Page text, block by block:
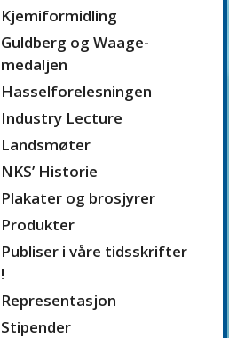
Kjemiformidling
Guldberg og Waage-
medaljen
Hasselforelesningen
Industry Lecture
Landsmøter
NKS’ Historie
Plakater og brosjyrer
Produkter
Publiser i våre tidsskrifter
!
Representasjon
Stipender